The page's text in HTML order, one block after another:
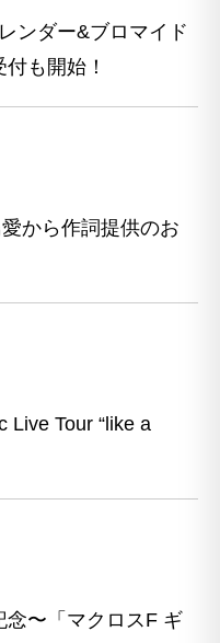
ンダー&ブロマイド
も開始！
から作詞提供のお
Live Tour “like a
念〜「マクロスF ギ